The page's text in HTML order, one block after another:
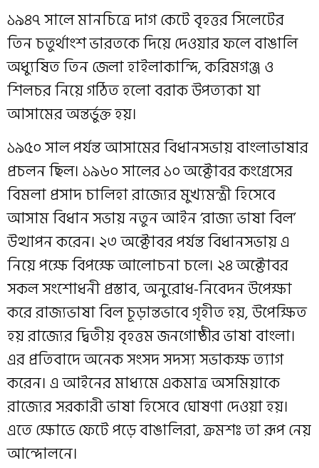
১৯৪৭ সালে মানচিত্রে দাগ কেটে বৃহত্তর সিলেটের
তিন চতুর্থাংশ ভারতকে দিয়ে দেওয়ার ফলে বাঙালি
অধ্যুষিত তিন জেলা হাইলাকান্দি, করিমগঞ্জ ও
শিলচর নিয়ে গঠিত হলো বরাক উপত্যকা যা
আসামের অন্তর্ভুক্ত হয়।
১৯৫০ সাল পর্যন্ত আসামের বিধানসভায় বাংলাভাষার
প্রচলন ছিল। ১৯৬০ সালের ১০ অক্টোবর কংগ্রেসের
বিমলা প্রসাদ চালিহা রাজ্যের মুখ্যমন্ত্রী হিসেবে
আসাম বিধান সভায় নতুন আইন ‘রাজ্য ভাষা বিল’
উত্থাপন করেন। ২৩ অক্টোবর পর্যন্ত বিধানসভায় এ
নিয়ে পক্ষে বিপক্ষে আলোচনা চলে। ২৪ অক্টোবর
সকল সংশোধনী প্রস্তাব, অনুরোধ-নিবেদন উপেক্ষা
করে রাজ্যভাষা বিল চূড়ান্তভাবে গৃহীত হয়, উপেক্ষিত
হয় রাজ্যের দ্বিতীয় বৃহত্তম জনগোষ্ঠীর ভাষা বাংলা।
এর প্রতিবাদে অনেক সংসদ সদস্য সভাকক্ষ ত্যাগ
করেন। এ আইনের মাধ্যমে একমাত্র অসমিয়াকে
রাজ্যের সরকারী ভাষা হিসেবে ঘোষণা দেওয়া হয়।
এতে ক্ষোভে ফেটে পড়ে বাঙালিরা, ক্রমশঃ তা রূপ নেয়
আন্দোলনে।